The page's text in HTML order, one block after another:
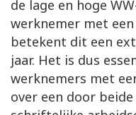
de lage en hoge
werknemer met
betekent dit een
jaar. Het is dus
werknemers met
over een door